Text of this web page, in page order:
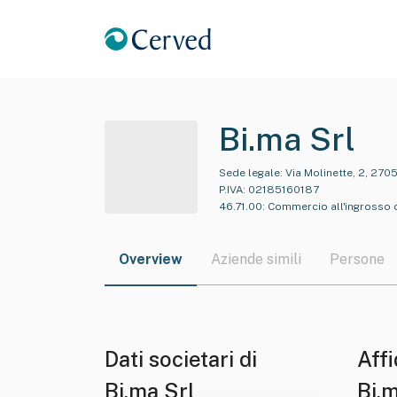
Bi.ma Srl
Sede legale: Via Molinette, 2,
P.IVA: 02185160187
46.71.00: Commercio
Overview Aziende simili Persone
Dati societari di
Bi.ma Srl